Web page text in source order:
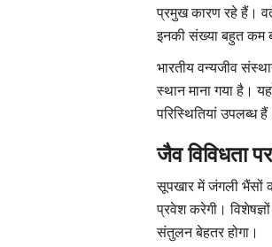
प्रमुख कारण रहे हैं।
इनकी संख्या बहुत कम
भारतीय वन्यजीव
स्थान माना गया है।
परिस्थितियां उपलब्ध
जैव विविधता
सूपखार में जंगली भैंसों
प्रवेश करेगी।
संतुलन बेहतर होगा।